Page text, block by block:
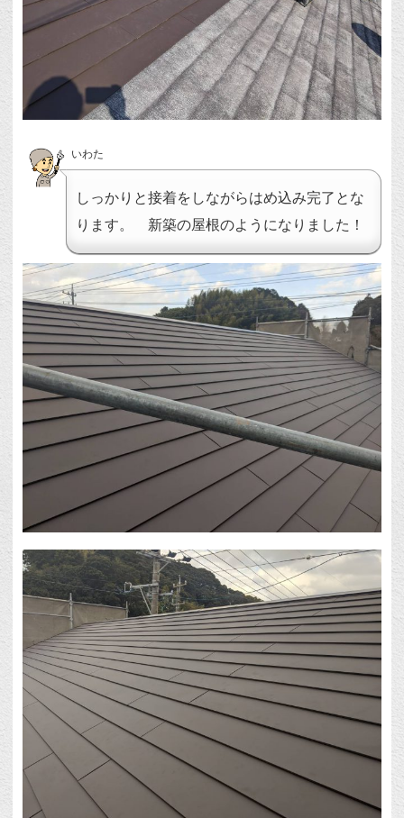
いわた
しっかりと接着をしながらはめ込み完了とな
ります。 新築の屋根のようになりました！